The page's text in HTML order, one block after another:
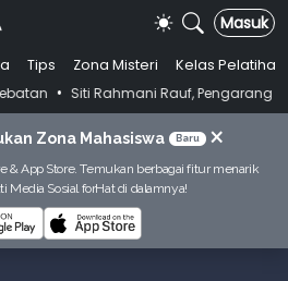
Masuk
Tips Zona Misteri
Kelas Pelatihan
Rauf, Pengarang Buku Bahasa
Zona Mahasiswa Baru ×
& App Store. Temukan berbagai fitur menarik
Media Sosial forHat di dalamnya!